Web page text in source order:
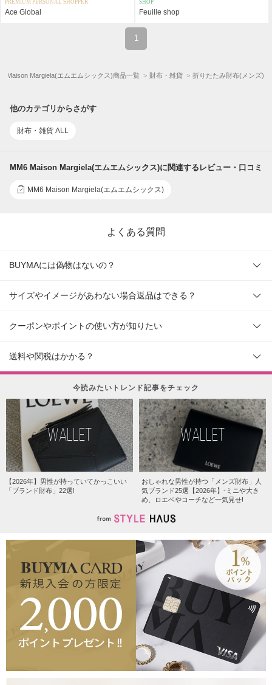
PREMIUM PERSONAL SHOPPER
Ace Global
SHOP
Feuille shop
1
Maison Margiela(エムエムシックス)商品一覧 財布・雑貨 折りたたみ財布(メンズ)
他のカテゴリからさがす
財布・雑貨 ALL
MM6 Maison Margiela(エムエムシックス)に関連するレビュー・口コミ
MM6 Maison Margiela(エムエムシックス)
よくある質問
BUYMAには偽物はないの？
サイズやイメージがあわない場合返品はできる？
クーポンやポイントの使い方が知りたい
送料や関税はかかる？
今読みたいトレンド記事をチェック
WALLET
【2026年】男性が持っていてかっこいい
「ブランド財布」22選!
WALLET
おしゃれな男性が持つ「メンズ財布」人
気ブランド25選【2026年】-ミニや大き
め、ロエベやコーチなど一気見せ!